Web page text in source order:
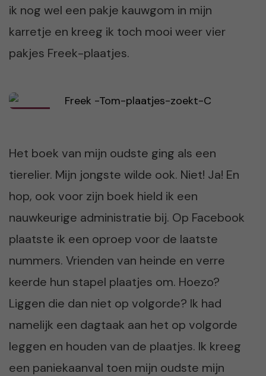
ik nog wel een pakje kauwgom in mijn
karretje en kreeg ik toch mooi weer vier
pakjes Freek-plaatjes.
Het boek van mijn oudste ging als een
tierelier. Mijn jongste wilde ook. Niet! Ja! En
hop, ook voor zijn boek hield ik een
nauwkeurige administratie bij. Op Facebook
plaatste ik een oproep voor de laatste
nummers. Vrienden van heinde en verre
keerde hun stapel plaatjes om. Hoezo?
Liggen die dan niet op volgorde? Ik had
namelijk een dagtaak aan het op volgorde
leggen en houden van de plaatjes. Ik kreeg
een paniekaanval toen mijn oudste mijn